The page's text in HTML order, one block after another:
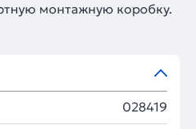
монтажную коробку.
028419